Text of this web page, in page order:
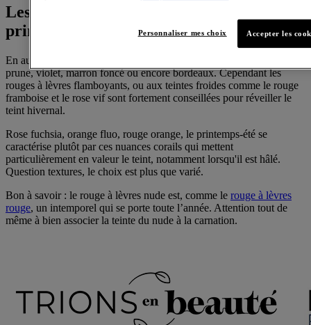
Les couleurs pop sont appréciées au
printemps/été
En automne/hiver il est recommandé de porter des rouges à lèvres
prune, violet, marron foncé ou encore bordeaux. Cependant les
rouges à lèvres flamboyants, ou aux teintes froides comme le rouge
framboise et le rose vif sont fortement conseillées pour réveiller le
teint hivernal.
Rose fuchsia, orange fluo, rouge orange, le printemps-été se
caractérise plutôt par ces nuances corails qui mettent
particulièrement en valeur le teint, notamment lorsqu'il est hâlé.
Question textures, le choix est plus que varié.
Bon à savoir : le rouge à lèvres nude est, comme le rouge à lèvres
rouge, un intemporel qui se porte toute l’année. Attention tout de
même à bien associer la teinte du nude à la carnation.
Accepter les
Personnaliser mes choix